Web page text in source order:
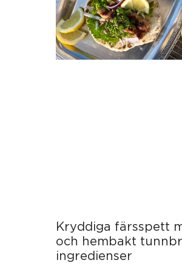
Kryddiga färsspett
och hembakt
ingredienser